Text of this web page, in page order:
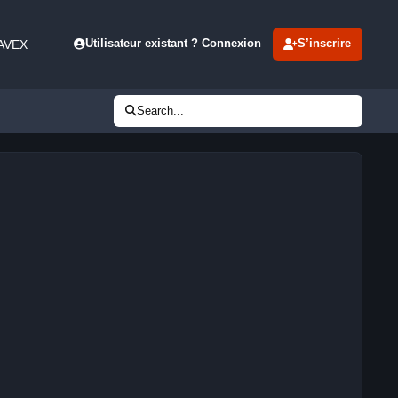
Utilisateur existant ? Connexion S’inscrire
Search...